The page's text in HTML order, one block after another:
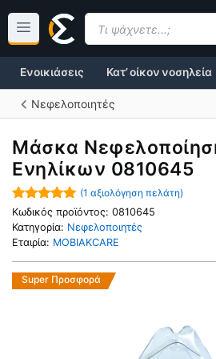
περιεχόμενο
Products
search
Κατ’ οίκον νοσηλεία
Ενοικιάσεις
Νεφελοποιητές
Μάσκα
Ενηλίκων 0810645
5.00out of
5
(1 αξιολόγηση πελάτη)
Κωδικός προϊόντος: 0810645
Κατηγορία: Νεφελοποιητές
Εταιρία: MOBIAKCARE
Super Προσφορά